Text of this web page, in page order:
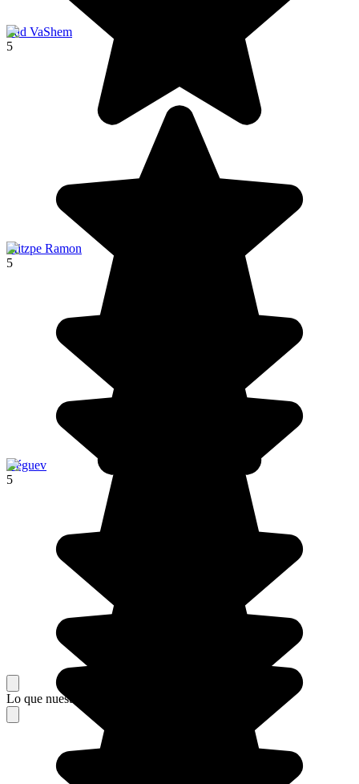
Yad VaShem
5
Mitzpe Ramon
5
Néguev
5
Lo que nuestros viajeros piensan de su estancia